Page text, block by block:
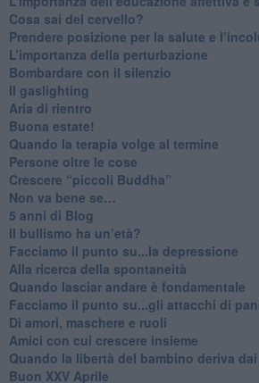
​Cosa sai del cervello?
Prendere posizione per la salute e
L’importanza della perturbazione
​Bombardare con il silenzio
Il gaslighting
Aria di rientro
Buona estate!
​Quando la terapia volge al termine
​Persone oltre le cose
​Crescere “piccoli Buddha”
Non va bene se…
​5 anni di Blog
​Il bullismo ha un’età?
Facciamo il punto su...la depressione
​Alla ricerca della spontaneità
​Quando lasciar andare è fondamentale
Facciamo il punto su...gli attacchi di
Di amori, maschere e ruoli
​Amici con cui crescere insieme
​Quando la libertà del bambino deriva
Buon XXV Aprile